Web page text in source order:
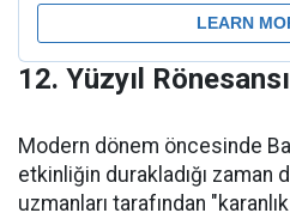
12. Yüzyıl Rönesansı
Modern dönem öncesinde
etkinliğin durakladığı zaman
uzmanları tarafından